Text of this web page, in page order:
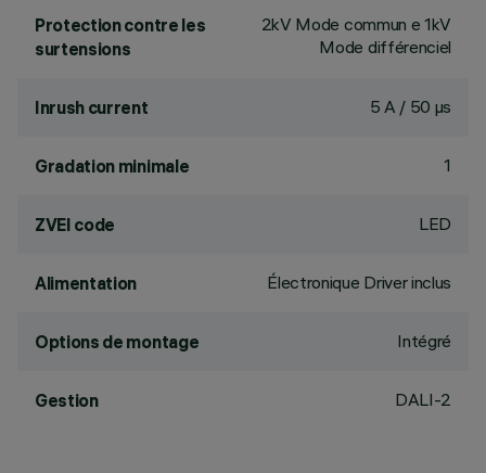
Protection contre les
surtensions
2kV Mode commun e 1kV
Mode différenciel
Inrush current 5 A / 50 µs
Gradation minimale 1
ZVEI code LED
Alimentation Électronique Driver inclus
Options de montage Intégré
Gestion DALI-2